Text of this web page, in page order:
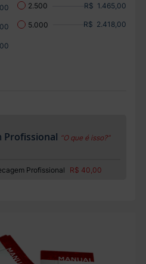
2.500 R$ 1.465,00
5.000 R$ 2.418,00
Profissional “O que é isso?”
Profissional R$ 40,00